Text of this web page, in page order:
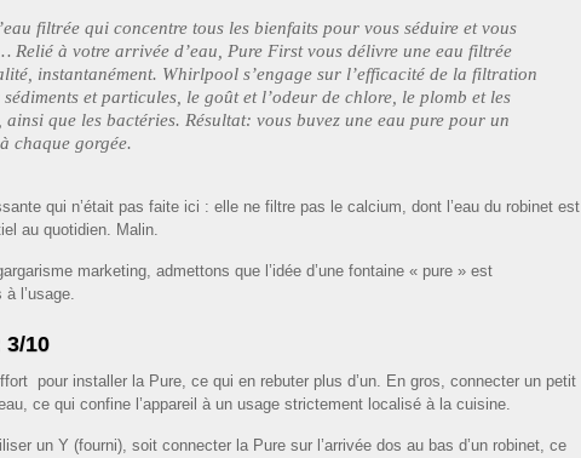
filtrée qui concentre tous les bienfaits pour vous séduire et vous
Relié à votre arrivée d’eau, Pure First vous délivre une eau filtrée
instantanément. Whirlpool s’engage sur l’efficacité de la filtration
et particules, le goût et l’odeur de chlore, le plomb et les
ainsi que les bactéries. Résultat: vous buvez une eau pure pour un
chaque gorgée.
qui n’était pas faite ici : elle ne filtre pas le calcium, dont l’eau du robinet est
au quotidien. Malin.
marketing, admettons que l’idée d’une fontaine « pure » est
l’usage.
3/10
pour installer la Pure, ce qui en rebuter plus d’un. En gros, connecter un petit
ce qui confine l’appareil à un usage strictement localisé à la cuisine.
un Y (fourni), soit connecter la Pure sur l’arrivée dos au bas d’un robinet, ce